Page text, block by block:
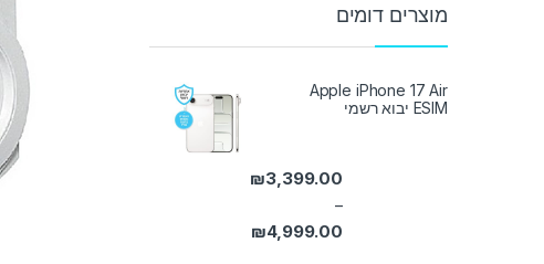
מוצרים דומים
Apple iPhone 17 Air
ESIM יבוא רשמי
₪3,399.00
–
₪4,999.00